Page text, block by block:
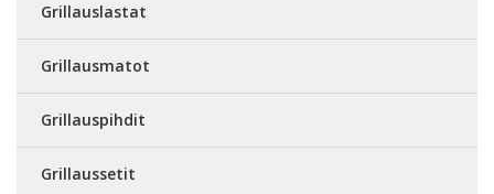
Grillauslastat
Grillausmatot
Grillauspihdit
Grillaussetit